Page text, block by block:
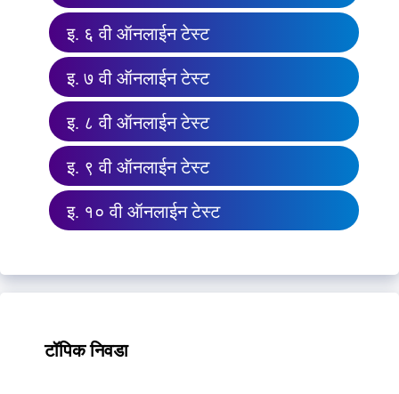
इ. ६ वी ऑनलाईन टेस्ट
इ. ७ वी ऑनलाईन टेस्ट
इ. ८ वी ऑनलाईन टेस्ट
इ. ९ वी ऑनलाईन टेस्ट
इ. १० वी ऑनलाईन टेस्ट
टॉपिक निवडा